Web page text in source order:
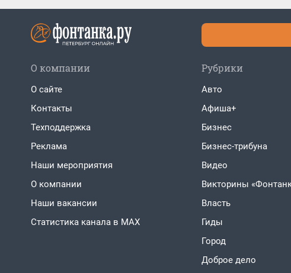
О компании
О сайте
Контакты
Техподдержка
Реклама
Наши мероприятия
О компании
Наши вакансии
Статистика канала в MAX
Рубрики
Авто
Афиша+
Бизнес
Бизнес-трибуна
Видео
Викторины
Власть
Гиды
Город
Доброе дело